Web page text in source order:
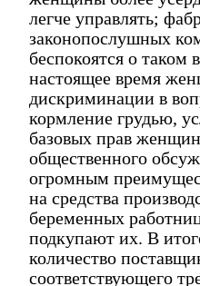
легче управлять;
законопослушных
беспокоятся о таком
настоящее время
дискриминации в
кормление грудью,
базовых прав
общественного
огромным
на средства
беременных
подкупают их. В
количество
соответствующего